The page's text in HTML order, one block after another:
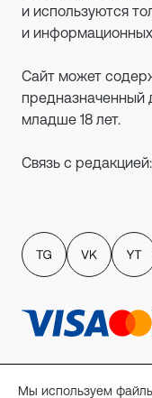
Мы используем
и используются
и
Сайт может
предназначенный
младше 18 лет.
Связь с редакцией:
пользователей